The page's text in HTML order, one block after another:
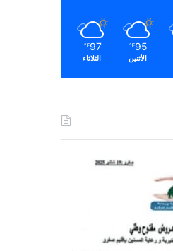
95
℉
الأثنين
97
℉
الثلاثاء